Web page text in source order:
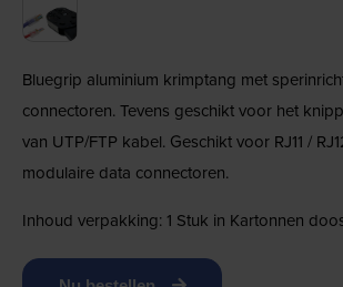
Bluegrip aluminium krimptang met
connectoren. Tevens geschikt voor het
van UTP/FTP kabel. Geschikt voor RJ11 /
modulaire data connectoren.
Inhoud verpakking: 1 Stuk in Kartonnen